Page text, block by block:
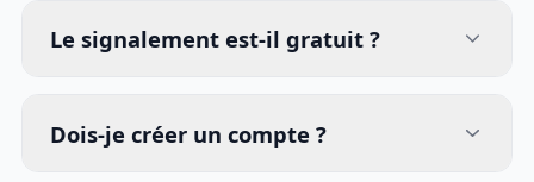
Le signalement est-il gratuit ?
Dois-je créer un compte ?